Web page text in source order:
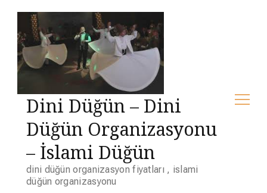
Dini Düğün – Dini
Düğün Organizasyonu
– İslami Düğün
dini düğün organizasyon fiyatları , islami
düğün organizasyonu